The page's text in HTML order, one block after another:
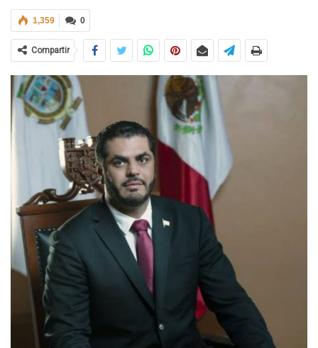
0
1,359
Compartir